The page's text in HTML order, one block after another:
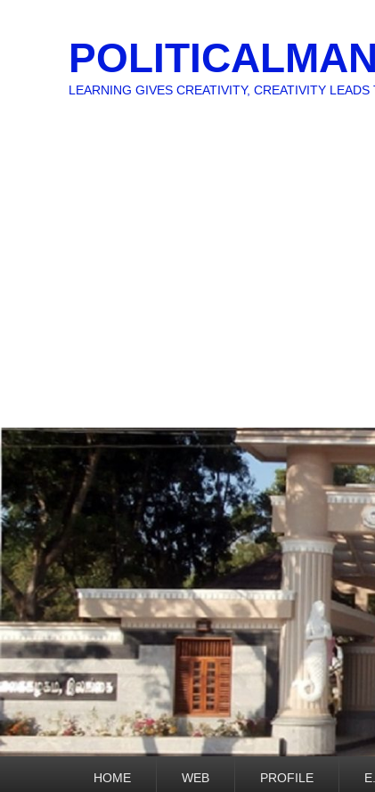
LEARNING GIVES CREATIVITY, CREATIVITY
HOME WEB PROFILE